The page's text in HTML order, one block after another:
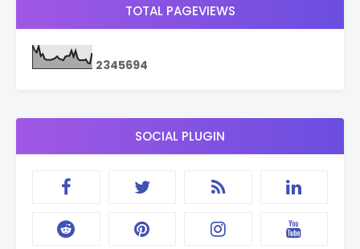
TOTAL PAGEVIEWS
2345694
SOCIAL PLUGIN